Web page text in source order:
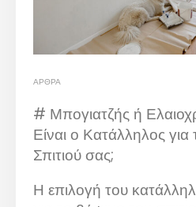
ΆΡΘΡΑ
# Μπογιατζής ή
Είναι ο Κατάλληλος
Σπιτιού σας;
Η επιλογή του